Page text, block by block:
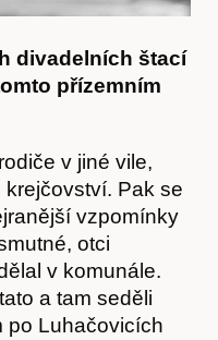
divadelních štací
přízemním
v jiné vile,
krejčovství. Pak se
vzpomínky
otci
v komunále.
a tam seděli
po Luhačovicích